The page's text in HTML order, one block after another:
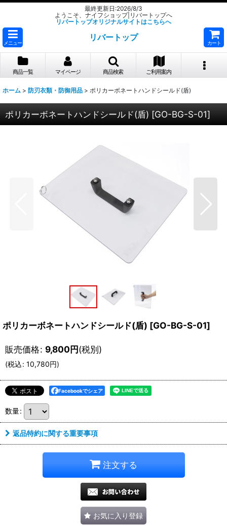
最終更新日:2026/8/3
ようこそ、ナイフショップ|リバートップへ
リバートップオリジナルサイトはこちらへ
メニュー
リバートップ
カート
商品一覧 マイページ 商品検索 ご利用案内
ホーム > 防刃衣類・防御用品 > ポリカーボネートハンドシールド(盾)
ポリカーボネートハンドシールド(盾) [GO-BG-S-01]
ポリカーボネートハンドシールド(盾) [GO-BG-S-01]
販売価格: 9,800円(税別)
(税込: 10,780円)
Facebookでシェア
数量:
返品特約に関する重要事項
注文する
お気に入り登録